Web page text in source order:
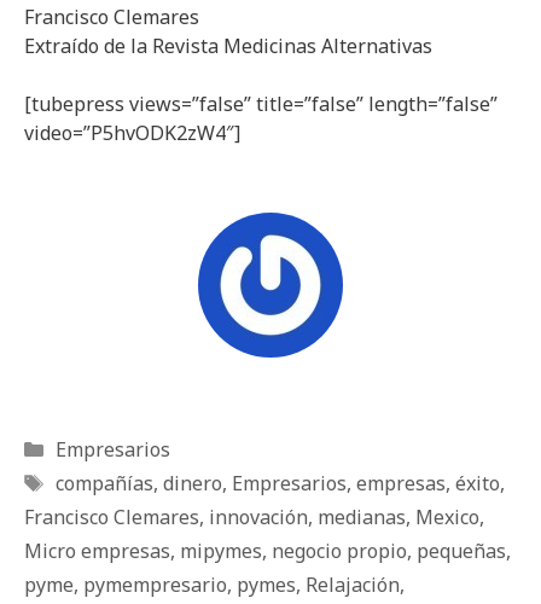
Francisco Clemares
Extraído de la Revista Medicinas Alternativas
[tubepress views=”false” title=”false” length=”false”
video=”P5hvODK2zW4″]
Categorías
Empresarios
Etiquetas
compañías, dinero, Empresarios, empresas, éxito,
Francisco Clemares, innovación, medianas, Mexico,
Micro empresas, mipymes, negocio propio, pequeñas,
pyme, pymempresario, pymes, Relajación,